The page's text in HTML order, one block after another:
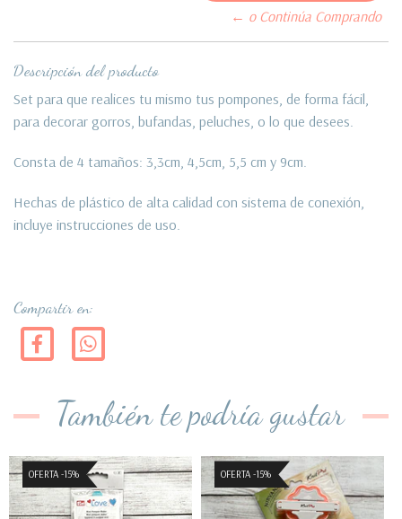
← o Continúa Comprando
Descripción del producto
Set para que realices tu mismo tus pompones, de forma fácil,
para decorar gorros, bufandas, peluches, o lo que desees.
Consta de 4 tamaños: 3,3cm, 4,5cm, 5,5 cm y 9cm.
Hechas de plástico de alta calidad con sistema de conexión,
incluye instrucciones de uso.
Compartir en:
También te podría gustar
OFERTA -15% OFERTA -15%